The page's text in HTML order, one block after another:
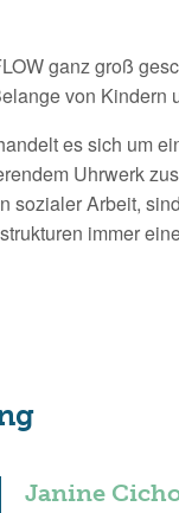
ganz groß
von Kindern
es sich um
Uhrwerk
sozialer Arbeit,
immer
Janine